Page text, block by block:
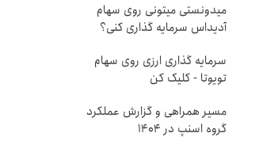
میدونستی میتونی روی سهام
آدیداس سرمایه گذاری کنی؟
سرمایه گذاری ارزی روی سهام
تویوتا - کلیک کن
مسیر همراهی و گزارش عملکرد
گروه اسنپ در ۱۴۰۴